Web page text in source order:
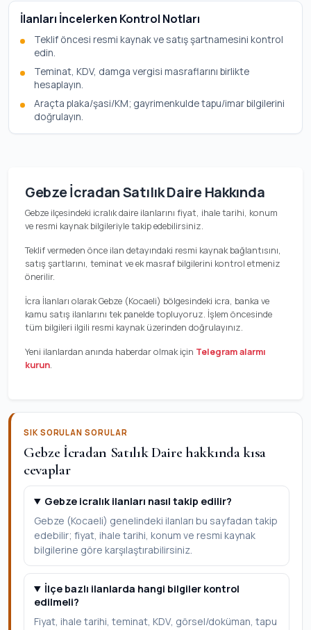
İlanları İncelerken Kontrol Notları
Teklif öncesi resmi kaynak ve satış şartnamesini kontrol
edin.
Teminat, KDV, damga vergisi masraflarını birlikte
hesaplayın.
Araçta plaka/şasi/KM; gayrimenkulde tapu/imar bilgilerini
doğrulayın.
Gebze İcradan Satılık Daire Hakkında
Gebze ilçesindeki icralık daire ilanlarını fiyat, ihale tarihi, konum
ve resmi kaynak bilgileriyle takip edebilirsiniz.
Teklif vermeden önce ilan detayındaki resmi kaynak bağlantısını,
satış şartlarını, teminat ve ek masraf bilgilerini kontrol etmeniz
önerilir.
İcra İlanları olarak Gebze (Kocaeli) bölgesindeki icra, banka ve
kamu satış ilanlarını tek panelde topluyoruz. İşlem öncesinde
tüm bilgileri ilgili resmi kaynak üzerinden doğrulayınız.
Yeni ilanlardan anında haberdar olmak için Telegram alarmı
kurun.
SIK SORULAN SORULAR
Gebze İcradan Satılık Daire hakkında kısa
cevaplar
Gebze icralık ilanları nasıl takip edilir?
Gebze (Kocaeli) genelindeki ilanları bu sayfadan takip
edebilir; fiyat, ihale tarihi, konum ve resmi kaynak
bilgilerine göre karşılaştırabilirsiniz.
İlçe bazlı ilanlarda hangi bilgiler kontrol
edilmeli?
Fiyat, ihale tarihi, teminat, KDV, görsel/doküman, tapu